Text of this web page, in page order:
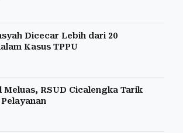
Dicecar Lebih dari 20
Kasus TPPU
Meluas, RSUD Cicalengka Tarik